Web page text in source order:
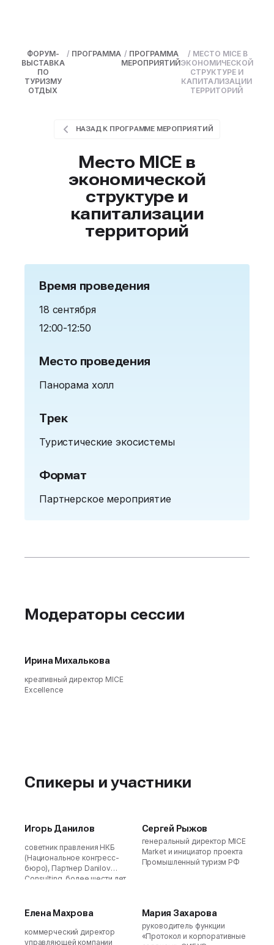
ФОРУМ-
ВЫСТАВКА
ПО
ТУРИЗМУ
ОТДЫХ
/ ПРОГРАММА / ПРОГРАММА
МЕРОПРИЯТИЙ
/ МЕСТО MICE В
ЭКОНОМИЧЕСКОЙ
СТРУКТУРЕ И
КАПИТАЛИЗАЦИИ
ТЕРРИТОРИЙ
НАЗАД К ПРОГРАММЕ МЕРОПРИЯТИЙ
Место MICE в
экономической
структуре и
капитализации
территорий
Время проведения
18 сентября
12:00-12:50
Место проведения
Панорама холл
Трек
Туристические экосистемы
Формат
Партнерское мероприятие
Модераторы сессии
Ирина Михалькова
креативный директор MICE
Excellence
Спикеры и участники
Игорь Данилов
советник правления НКБ
(Национальное конгресс-
бюро), Партнер Danilov
Consulting, более шести лет
Сергей Рыжов
генеральный директор MICE
Market и инициатор проекта
Промышленный туризм РФ
Елена Махрова
коммерческий директор
управляющей компании
Мария Захарова
руководитель функции
«Протокол и корпоративные